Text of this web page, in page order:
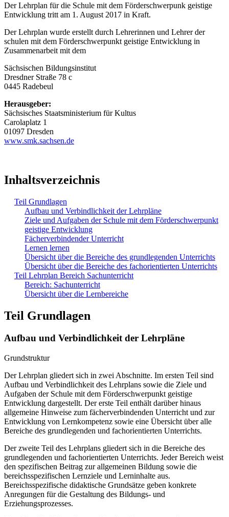
Der Lehrplan für die Schule mit dem Förderschwerpunk geistige
Entwicklung tritt am 1. August 2017 in Kraft.
Der Lehrplan wurde erstellt durch Lehrerinnen und Lehrer der
schulen mit dem Förderschwerpunkt geistige Entwicklung in
Zusammenarbeit mit dem
Sächsischen Bildungsinstitut
Dresdner Straße 78 c
0445 Radebeul
Herausgeber:
Sächsisches Staatsministerium für Kultus
Carolaplatz 1
01097 Dresden
www.smk.sachsen.de
Inhaltsverzeichnis
Teil Grundlagen
Aufbau und Verbindlichkeit der Lehrpläne
Ziele und Aufgaben der Schule mit dem Förderschwerpunkt
geistige Entwicklung
Fächerverbindender Unterricht
Lernen lernen
Übersicht über die Bereiche des grundlegenden Unterrichts
Übersicht über die Bereiche des fachorientierten Unterrichts
Teil Lehrplan Bereich Sachunterricht
Bereich: Sachunterricht
Übersicht über die Lernbereiche
Teil Grundlagen
Aufbau und Verbindlichkeit der Lehrpläne
Grundstruktur
Der Lehrplan gliedert sich in zwei Abschnitte. Im ersten Teil sind
Aufbau und Verbindlichkeit des Lehrplans sowie die Ziele und
Aufgaben der Schule mit dem Förderschwerpunkt geistige
Entwicklung dargestellt. Der erste Teil enthält darüber hinaus
allgemeine Hinweise zum fächerverbindenden Unterricht und zur
Entwicklung von Lernkompetenz sowie eine Übersicht über alle
Bereiche des grundlegenden und fachorientierten Unterrichts.
Der zweite Teil des Lehrplans gliedert sich in die Bereiche des
grundlegenden und fachorientierten Unterrichts. Jeder Bereich weist
den spezifischen Beitrag zur allgemeinen Bildung sowie die
bereichsspezifischen Lernziele und Lerninhalte aus.
Bereichsspezifische didaktische Grundsätze geben konkrete
Anregungen für die Gestaltung des Bildungs- und
Erziehungsprozesses.